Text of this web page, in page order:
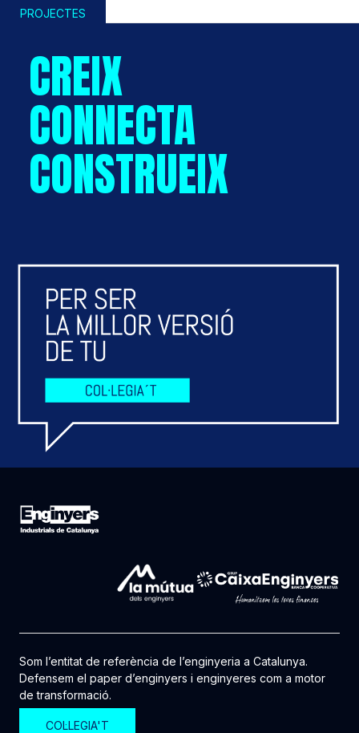
PROJECTES
CREIX
CONNECTA
CONSTRUEIX
Som l’entitat de referència de l’enginyeria a Catalunya.
Defensem el paper d’enginyers i enginyeres com a motor
de transformació.
COL·LEGIA'T